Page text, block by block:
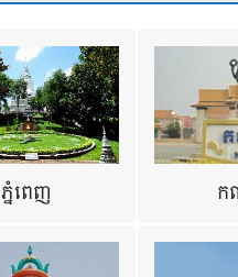
ភ្នំពេញ ក